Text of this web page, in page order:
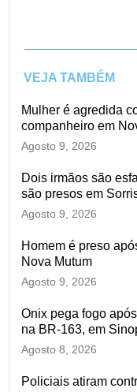
VEJA TAMBÉM
Mulher é agredida
companheiro em
Agosto 9, 2026
Dois irmãos são
são presos em
Agosto 9, 2026
Homem é preso
Nova Mutum
Agosto 9, 2026
Onix pega fogo
na BR-163, em
Agosto 8, 2026
Policiais atiram